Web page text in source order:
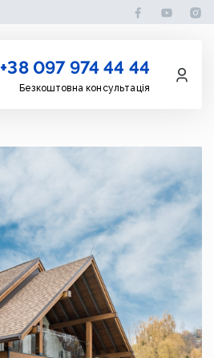
+38 097 974 44 44
Безкоштовна консультація